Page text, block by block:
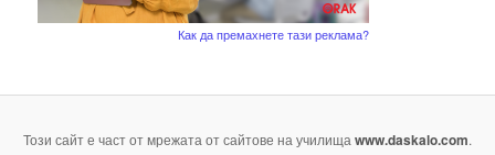
Как да премахнете тази реклама?
Този сайт е част от мрежата от сайтове на училища www.daskalo.com.